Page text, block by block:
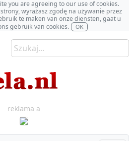
you are agreeing to our use of cookies.
wyrażasz zgodę na używanie przez
te maken van onze diensten, gaat u
gebruik van cookies.
OK
reklama a